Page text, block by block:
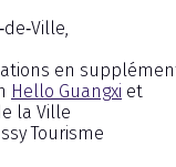
en
Hello Guangxi et
la Ville
Tourisme